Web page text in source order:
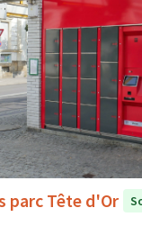
parc Tête d'Or